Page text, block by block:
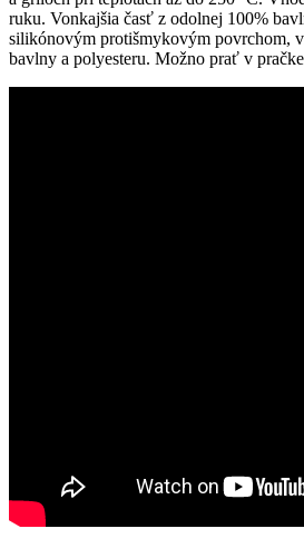
ruku. Vonkajšia časť z odolnej 100%
silikónovým protišmykovým povrchom,
bavlny a polyesteru. Možno prať v